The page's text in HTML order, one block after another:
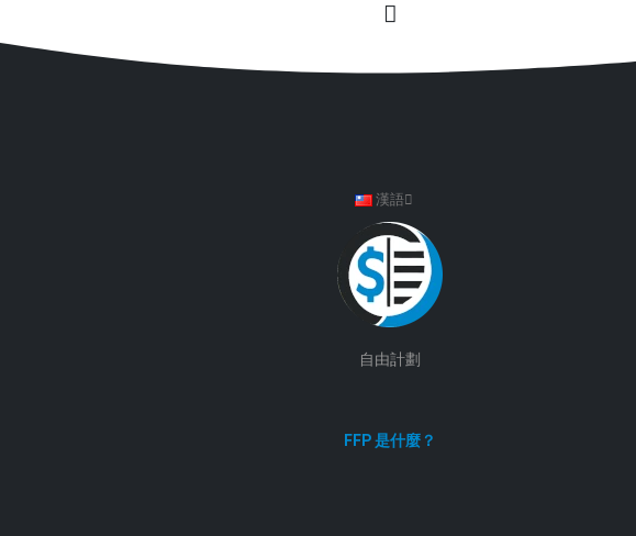
漢語
自由計劃
FFP 是什麼？